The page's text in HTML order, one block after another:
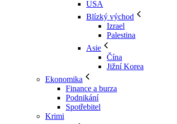
USA
Blízký východ
Izrael
Palestina
Asie
Čína
Jižní Korea
Ekonomika
Finance a burza
Podnikání
Spotřebitel
Krimi